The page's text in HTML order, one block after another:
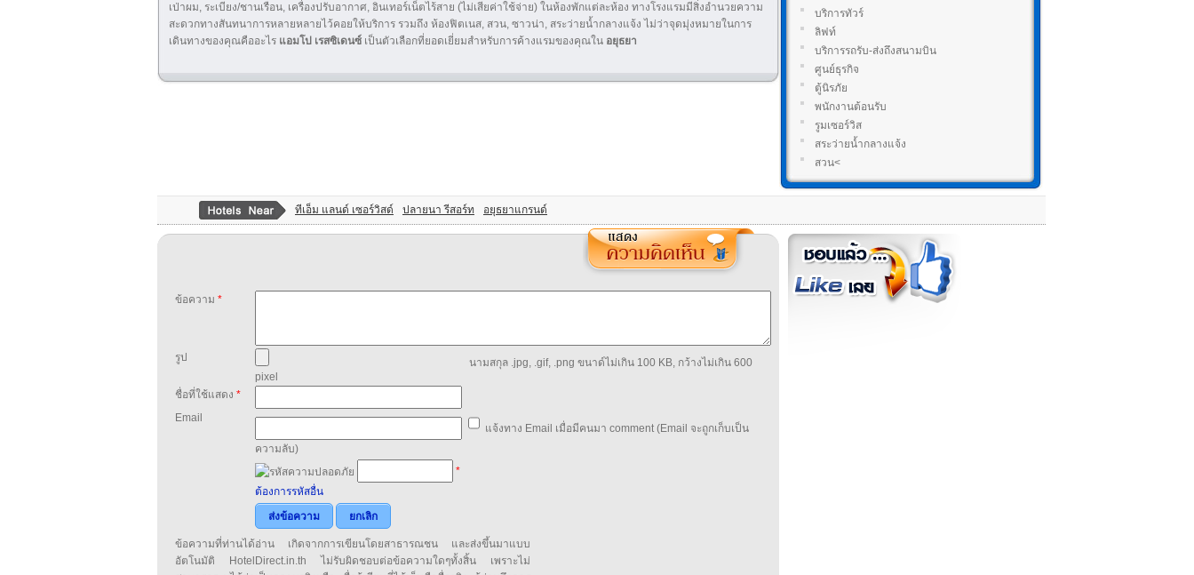
เป่าผม, ระเบียง/ชานเรือน, เครื่องปรับอากาศ, อินเทอร์เน็ตไร้สาย (ไม่เสียค่าใช้จ่าย) ในห้องพักแต่ละห้อง ทางโรงแรมมีสิ่งอำนวยความ
สะดวกทางสันทนาการหลายหลายไว้คอยให้บริการ รวมถึง ห้องฟิตเนส, สวน, ซาวน่า, สระว่ายน้ำกลางแจ้ง ไม่ว่าจุดมุ่งหมายในการ
เดินทางของคุณคืออะไร แอมโป เรสซิเดนซ์ เป็นตัวเลือกที่ยอดเยี่ยมสำหรับการค้างแรมของคุณใน อยุธยา
บริการทัวร์
ลิฟท์
บริการรถรับ-ส่งถึงสนามบิน
ศูนย์ธุรกิจ
ตู้นิรภัย
พนักงานต้อนรับ
รูมเซอร์วิส
สระว่ายน้ำกลางแจ้ง
สวน<
ทีเอ็ม แลนด์ เซอร์วิสด์ ปลายนา รีสอร์ท อยุธยาแกรนด์
ข้อความ *
รูป
นามสกุล .jpg, .gif, .png ขนาด์ไม่เกิน 100 KB, กว้างไม่เกิน 600
pixel
ชื่อที่ใช้แสดง *
Email
แจ้งทาง Email เมื่อมีคนมา comment (Email จะถูกเก็บเป็น
ความลับ)
*
ต้องการรหัสอื่น
ส่งข้อความ
ยกเลิก
ข้อความที่ท่านได้อ่าน เกิดจากการเขียนโดยสาธารณชน และส่งขึ้นมาแบบ
อัตโนมัติ HotelDirect.in.th ไม่รับผิดชอบต่อข้อความใดๆทั้งสิ้น เพราะไม่